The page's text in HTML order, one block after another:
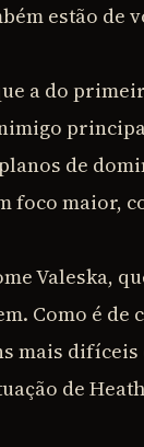
estão de
a do
de
foco maior,
Valeska,
Como é de
mais
de